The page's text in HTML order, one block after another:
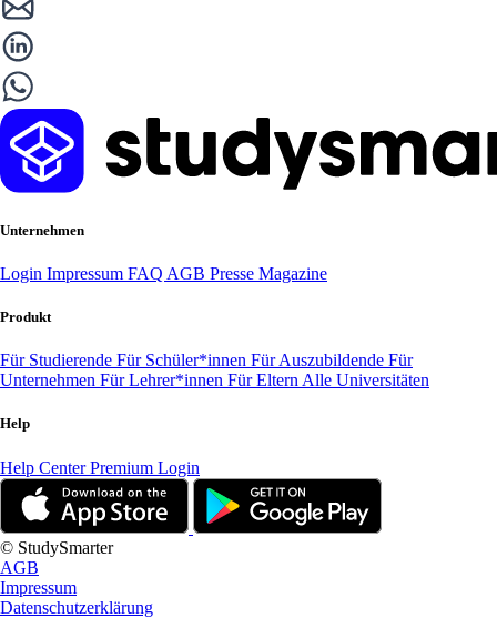
Unternehmen
Login Impressum FAQ AGB Presse Magazine
Produkt
Für Studierende Für Schüler*innen Für Auszubildende Für
Unternehmen Für Lehrer*innen Für Eltern Alle Universitäten
Help
Help CenterPremium Login
© StudySmarter
AGB
Impressum
Datenschutzerklärung